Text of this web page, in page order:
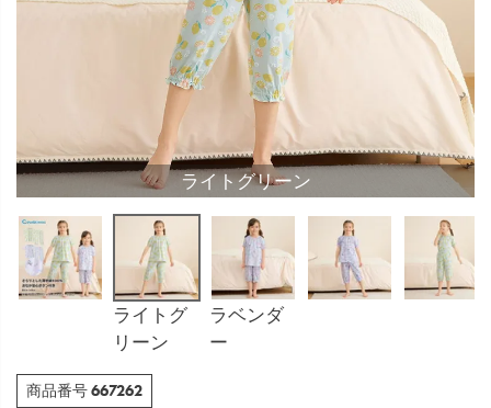
ライトグリーン
ライトグ
リーン
ラベンダ
ー
商品番号667262